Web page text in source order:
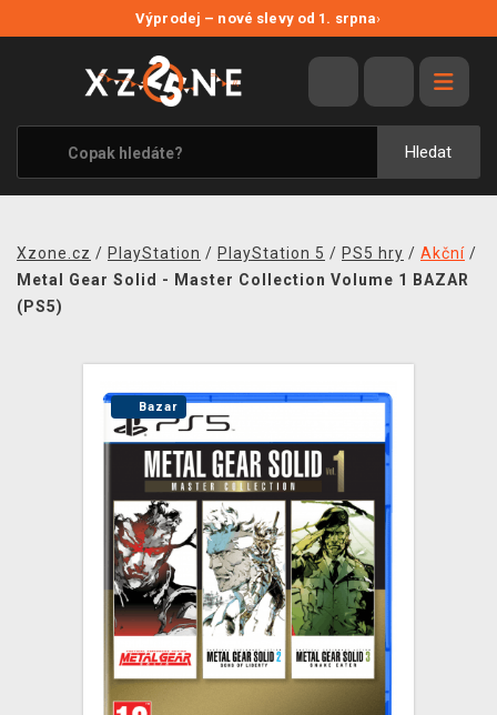
Výprodej – nové slevy od 1. srpna›
Hledat
VÝPRODEJ
VIDEOHRY
XZONE ORIGINALS
TÉMATIKY
MERCHANDISE
XZONE KLUB
TCG & BOARDGAME HUB
VÝKUP HER (BAZAR)
Xzone.cz / PlayStation / PlayStation 5 / PS5 hry / Akční /
Metal Gear Solid - Master Collection Volume 1 BAZAR
(PS5)
Bazar